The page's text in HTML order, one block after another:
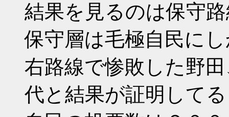
結果を見るのは保守
保守層は毛極自民に
右路線で惨敗した野
代と結果が証明してる